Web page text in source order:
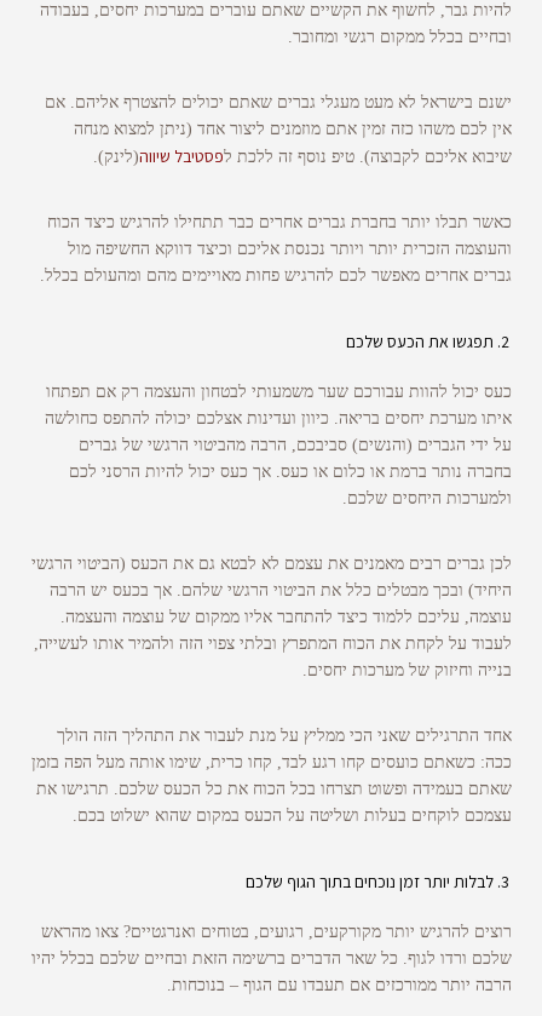
להיות גבר, לחשוף את הקשיים שאתם עוברים במערכות יחסים, בעבודה
ובחיים בכלל ממקום רגשי ומחובר.
ישנם בישראל לא מעט מעגלי גברים שאתם יכולים להצטרף אליהם. אם
אין לכם משהו כזה זמין אתם מוזמנים ליצור אחד (ניתן למצוא מנחה
שיבוא אליכם לקבוצה). טיפ נוסף זה ללכת לפסטיבל שיווה(לינק).
כאשר תבלו יותר בחברת גברים אחרים כבר תתחילו להרגיש כיצד הכוח
והעוצמה הזכרית יותר ויותר נכנסת אליכם וכיצד דווקא החשיפה מול
גברים אחרים מאפשר לכם להרגיש פחות מאויימים מהם ומהעולם בכלל.
תפגשו את הכעס שלכם
כעס יכול להוות עבורכם שער משמעותי לבטחון והעצמה רק אם תפתחו
איתו מערכת יחסים בריאה. כיוון ועדינות אצלכם יכולה להתפס כחולשה
על ידי הגברים (והנשים) סביבכם, הרבה מהביטוי הרגשי של גברים
בחברה נותר ברמת או כלום או כעס. אך כעס יכול להיות הרסני לכם
ולמערכות היחסים שלכם.
לכן גברים רבים מאמנים את עצמם לא לבטא גם את הכעס (הביטוי הרגשי
היחיד) ובכך מבטלים כלל את הביטוי הרגשי שלהם. אך בכעס יש הרבה
עוצמה, עליכם ללמוד כיצד להתחבר אליו ממקום של עוצמה והעצמה.
לעבוד על לקחת את הכוח המתפרץ ובלתי צפוי הזה ולהמיר אותו לעשייה,
בנייה וחיזוק של מערכות יחסים.
אחד התרגילים שאני הכי ממליץ על מנת לעבור את התהליך הזה הולך
ככה: כשאתם כועסים קחו רגע לבד, קחו כרית, שימו אותה מעל הפה בזמן
שאתם בעמידה ופשוט תצרחו בכל הכוח את כל הכעס שלכם. תרגישו את
עצמכם לוקחים בעלות ושליטה על הכעס במקום שהוא ישלוט בכם.
לבלות יותר זמן נוכחים בתוך הגוף שלכם
רוצים להרגיש יותר מקורקעים, רגועים, בטוחים ואנרגטיים? צאו מהראש
שלכם ורדו לגוף. כל שאר הדברים ברשימה הזאת ובחיים שלכם בכלל יהיו
הרבה יותר ממורכזים אם תעבדו עם הגוף – בנוכחות.